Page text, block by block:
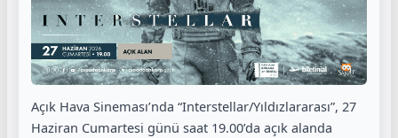
Açık Hava Sineması’nda “Interstellar/Yıldızlararası”, 27
Haziran Cumartesi günü saat 19.00’da açık alanda